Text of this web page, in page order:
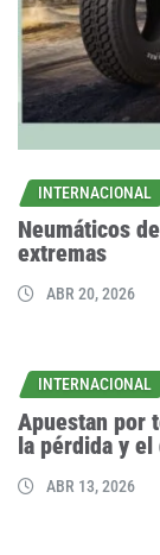
INTERNACIONAL
Neumáticos
extremas
ABR 20, 2026
INTERNACIONAL
Apuestan por
la pérdida y
ABR 13, 2026